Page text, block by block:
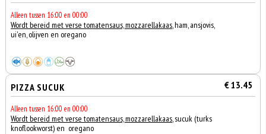
Alleen tussen 16:00 en 00:00
Wordt bereid met verse tomatensaus, mozzarellakaas, ham, ansjovis,
ui'en, olijven en oregano
PIZZA SUCUK € 13.45
Alleen tussen 16:00 en 00:00
Wordt bereid met verse tomatensaus, mozzarellakaas, sucuk (turks
knoflookworst) en oregano